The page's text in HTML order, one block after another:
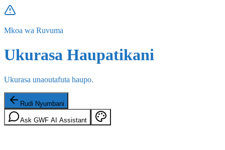
Mkoa wa Ruvuma
Ukurasa Haupatikani
Ukurasa unaoutafuta haupo.
Rudi Nyumbani
Ask GWF AI Assistant